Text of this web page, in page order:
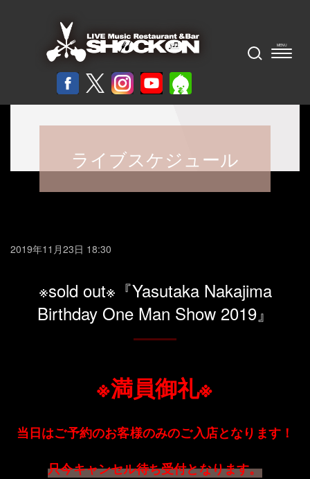
ライブスケジュール
2019年11月23日 18:30
※sold out※『Yasutaka Nakajima
Birthday One Man Show 2019』
※満員御礼※
当日はご予約のお客様のみのご入店となります！
只今キャンセル待ち受付となります。